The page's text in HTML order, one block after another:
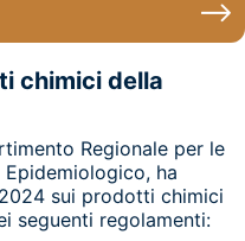
chimici della
Regionale per le
ha
sui prodotti chimici
seguenti regolamenti: